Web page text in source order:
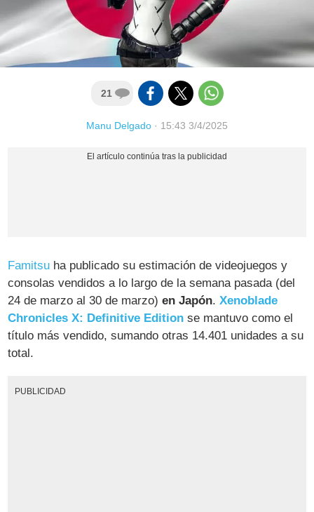
21
Manu Delgado · 15:43 3/4/2025
Famitsu ha publicado su estimación de videojuegos y
consolas vendidos a lo largo de la semana pasada (del
24 de marzo al 30 de marzo)en Japón.Xenoblade
Chronicles X: Definitive Edition se mantuvo como el
título más vendido, sumando otras 14.401 unidades a su
total.
PUBLICIDAD